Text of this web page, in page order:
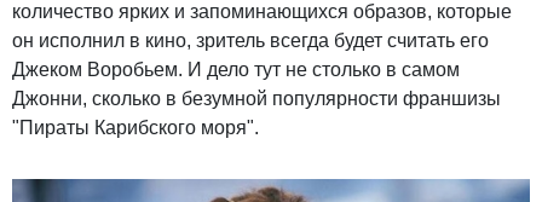
количество ярких и запоминающихся образов, которые
он исполнил в кино, зритель всегда будет считать его
Джеком Воробьем. И дело тут не столько в самом
Джонни, сколько в безумной популярности франшизы
"Пираты Карибского моря".